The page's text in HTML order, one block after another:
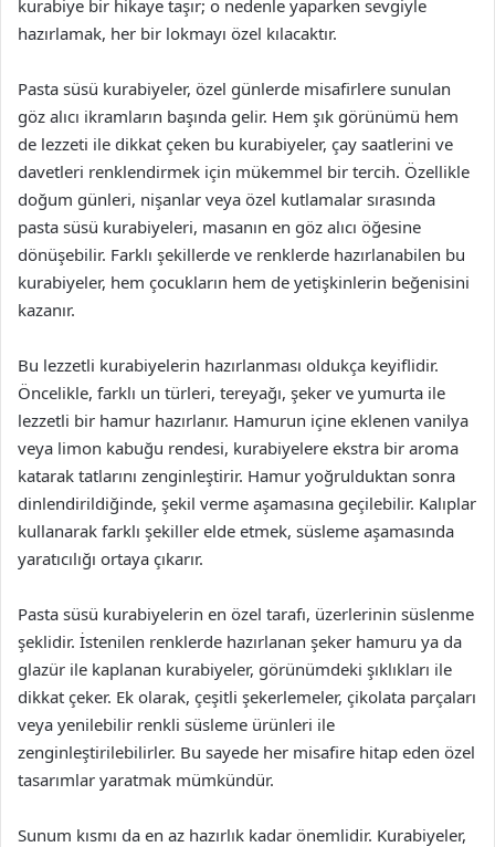
kurabiye bir hikaye taşır; o nedenle yaparken sevgiyle
hazırlamak, her bir lokmayı özel kılacaktır.
Pasta süsü kurabiyeler, özel günlerde misafirlere sunulan
göz alıcı ikramların başında gelir. Hem şık görünümü hem
de lezzeti ile dikkat çeken bu kurabiyeler, çay saatlerini ve
davetleri renklendirmek için mükemmel bir tercih. Özellikle
doğum günleri, nişanlar veya özel kutlamalar sırasında
pasta süsü kurabiyeleri, masanın en göz alıcı öğesine
dönüşebilir. Farklı şekillerde ve renklerde hazırlanabilen bu
kurabiyeler, hem çocukların hem de yetişkinlerin beğenisini
kazanır.
Bu lezzetli kurabiyelerin hazırlanması oldukça keyiflidir.
Öncelikle, farklı un türleri, tereyağı, şeker ve yumurta ile
lezzetli bir hamur hazırlanır. Hamurun içine eklenen vanilya
veya limon kabuğu rendesi, kurabiyelere ekstra bir aroma
katarak tatlarını zenginleştirir. Hamur yoğrulduktan sonra
dinlendirildiğinde, şekil verme aşamasına geçilebilir. Kalıplar
kullanarak farklı şekiller elde etmek, süsleme aşamasında
yaratıcılığı ortaya çıkarır.
Pasta süsü kurabiyelerin en özel tarafı, üzerlerinin süslenme
şeklidir. İstenilen renklerde hazırlanan şeker hamuru ya da
glazür ile kaplanan kurabiyeler, görünümdeki şıklıkları ile
dikkat çeker. Ek olarak, çeşitli şekerlemeler, çikolata parçaları
veya yenilebilir renkli süsleme ürünleri ile
zenginleştirilebilirler. Bu sayede her misafire hitap eden özel
tasarımlar yaratmak mümkündür.
Sunum kısmı da en az hazırlık kadar önemlidir. Kurabiyeler,